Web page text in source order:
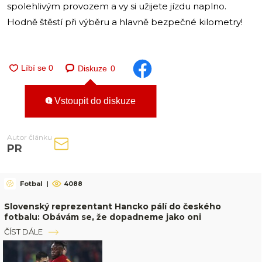
spolehlivým provozem a vy si užijete jízdu naplno.
Hodně štěstí při výběru a hlavně bezpečné kilometry!
Diskuze 0
Vstoupit do diskuze
Autor článku
PR
Fotbal | 4088
Slovenský reprezentant Hancko pálí do českého
fotbalu: Obávám se, že dopadneme jako oni
ČÍST DÁLE